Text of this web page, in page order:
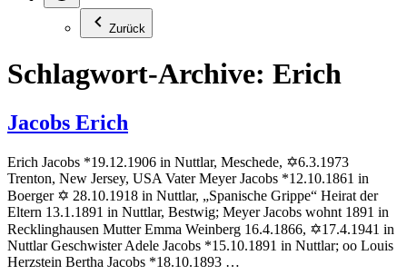
Zurück
Schlagwort-Archive: Erich
Jacobs Erich
Erich Jacobs *19.12.1906 in Nuttlar, Meschede, ✡6.3.1973
Trenton, New Jersey, USA Vater Meyer Jacobs *12.10.1861 in
Boerger ✡ 28.10.1918 in Nuttlar, „Spanische Grippe“ Heirat der
Eltern 13.1.1891 in Nuttlar, Bestwig; Meyer Jacobs wohnt 1891 in
Recklinghausen Mutter Emma Weinberg 16.4.1866, ✡17.4.1941 in
Nuttlar Geschwister Adele Jacobs *15.10.1891 in Nuttlar; oo Louis
Herzstein Bertha Jacobs *18.10.1893 …